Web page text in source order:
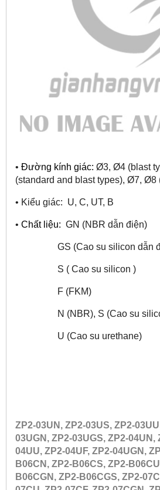
• Đường kính giác: Ø3, Ø4 (blast
(standard and blast types), Ø7, Ø8
• Kiểu giác: U, C, UT, B
• Chất liệu: GN (NBR dẫn điện)
GS (Cao su silicon dẫn
S ( Cao su silicon )
F (FKM)
N (NBR), S (Cao su
U (Cao su urethane)
ZP2-03UN, ZP2-03US, ZP2-
03UGN, ZP2-03UGS, ZP2-04UN,
04UU, ZP2-04UF, ZP2-04UGN,
B06CN, ZP2-B06CS, ZP2-
B06CGN, ZP2-B06CGS, ZP2-